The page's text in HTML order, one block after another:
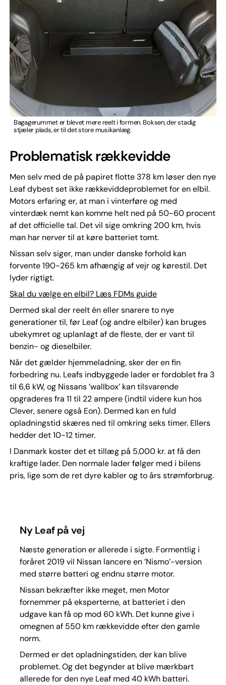
Bagagerummet er blevet mere reelt i formen. Boksen, der stadig
stjæler plads, er til det store musikanlæg.
Problematisk rækkevidde
Men selv med de på papiret flotte 378 km løser den nye
Leaf dybest set ikke rækkeviddeproblemet for en elbil.
Motors erfaring er, at man i vinterføre og med
vinterdæk nemt kan komme helt ned på 50-60 procent
af det officielle tal. Det vil sige omkring 200 km, hvis
man har nerver til at køre batteriet tomt.
Nissan selv siger, man under danske forhold kan
forvente 190-265 km afhængig af vejr og kørestil. Det
lyder rigtigt.
Skal du vælge en elbil? Læs FDMs guide
Dermed skal der reelt én eller snarere to nye
generationer til, før Leaf (og andre elbiler) kan bruges
ubekymret og uplanlagt af de fleste, der er vant til
benzin- og dieselbiler.
Når det gælder hjemmeladning, sker der en fin
forbedring nu. Leafs indbyggede lader er fordoblet fra 3
til 6,6 kW, og Nissans ’wallbox’ kan tilsvarende
opgraderes fra 11 til 22 ampere (indtil videre kun hos
Clever, senere også Eon). Dermed kan en fuld
opladningstid skæres ned til omkring seks timer. Ellers
hedder det 10-12 timer.
I Danmark koster det et tillæg på 5.000 kr. at få den
kraftige lader. Den normale lader følger med i bilens
pris, lige som de ret dyre kabler og to års strømforbrug.
Ny Leaf på vej
Næste generation er allerede i sigte. Formentlig i
foråret 2019 vil Nissan lancere en ’Nismo’-version
med større batteri og endnu større motor.
Nissan bekræfter ikke meget, men Motor
fornemmer på eksperterne, at batteriet i den
udgave kan få op mod 60 kWh. Det kunne give i
omegnen af 550 km rækkevidde efter den gamle
norm.
Dermed er det opladningstiden, der kan blive
problemet. Og det begynder at blive mærkbart
allerede for den nye Leaf med 40 kWh batteri.